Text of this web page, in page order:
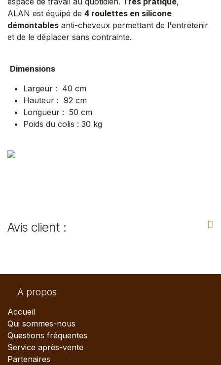
ALAN est équipé de 4 roulettes en silicone
démontables anti-cheveux permettant de l'entretenir
et de le déplacer sans contrainte.
Dimensions
Largeur : 40 cm
Hauteur : 92 cm
Longueur : 50 cm
Poids du colis : 30 kg
Avis client :
A propos
Accueil
Qui sommes-nous
Questions fréquentes
Service après-vente
Partenaires